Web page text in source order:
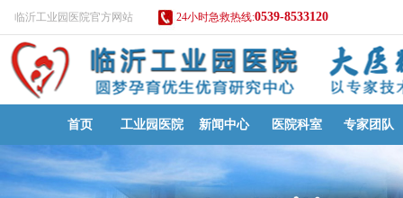
临沂工业园医院官方网站 24小时急救热线:0539-8533120
首页 工业园医院 新闻中心 医院科室 专家团队